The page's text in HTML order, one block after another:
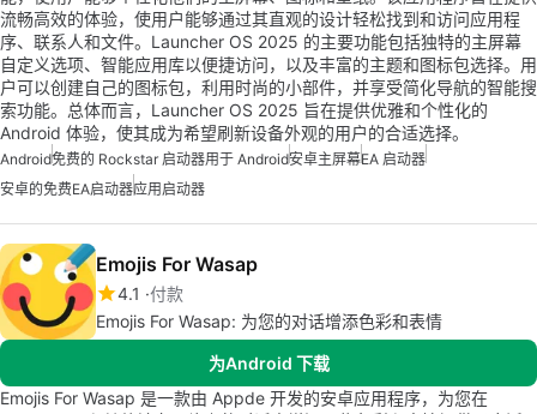
流畅高效的体验，使用户能够通过其直观的设计轻松找到和访问应用程
序、联系人和文件。Launcher OS 2025 的主要功能包括独特的主屏幕
自定义选项、智能应用库以便捷访问，以及丰富的主题和图标包选择。用
户可以创建自己的图标包，利用时尚的小部件，并享受简化导航的智能搜
索功能。总体而言，Launcher OS 2025 旨在提供优雅和个性化的
Android 体验，使其成为希望刷新设备外观的用户的合适选择。
Android免费的 Rockstar 启动器用于 Android安卓主屏幕EA 启动器
安卓的免费EA启动器应用启动器
Emojis For Wasap
4.1 付款
Emojis For Wasap: 为您的对话增添色彩和表情
为Android 下载
Emojis For Wasap 是一款由 Appde 开发的安卓应用程序，为您在